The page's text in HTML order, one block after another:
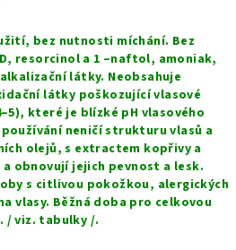
bez nutnosti míchání. Bez
resorcinol a 1 –naftol, amoniak,
látky. Neobsahuje
látky poškozující vlasové
které je blízké pH vlasového
neničí strukturu vlasů a
olejů, s extractem kopřivy a
obnovují jejich pevnost a lesk.
s citlivou pokožkou, alergických
vlasy. Běžná doba pro celkovou
/ viz. tabulky /.